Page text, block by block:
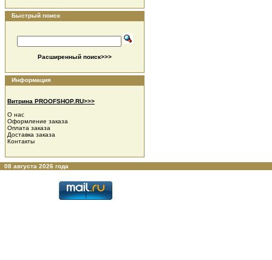
Быстрый поиск
Расширенный поиск>>>
Информация
Витрина PROOFSHOP.RU>>>
О нас
Оформление заказа
Оплата заказа
Доставка заказа
Контакты
08 августа 2026 года